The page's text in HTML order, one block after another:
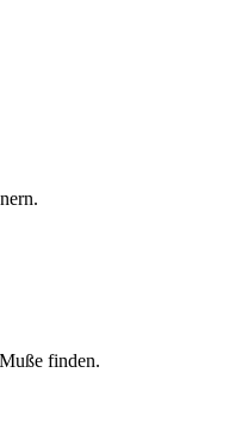
finden.